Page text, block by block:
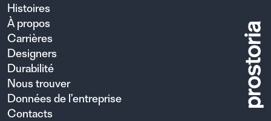
Histoires
À propos
Carrières
Designers
Durabilité
Nous trouver
Données de l’entreprise
Contacts